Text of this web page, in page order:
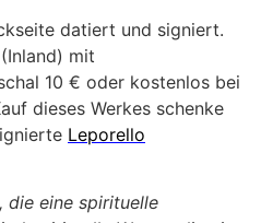
datiert und signiert.
mit
10 € oder kostenlos bei
dieses Werkes schenke
Leporello
die eine spirituelle